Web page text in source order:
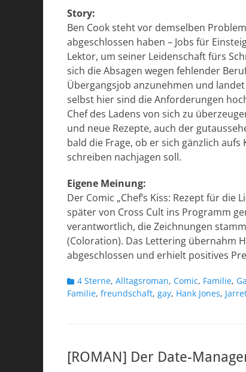
Story:
Ben Cook steht vor demselben
abgeschlossen haben – Jobs für
Lektor, um seiner Leidenschaft fürs
sich die Absagen wegen fehlender
Übergangsjob anzunehmen und
selbst hier sind die Anforderungen
Chef des Ladens von sich zu
und neue Rezepte, auch der
bald die Frage, ob er sich gänzlich
schreiben nachjagen soll.
Eigene Meinung:
Der Comic „Chef’s Kiss: Rezept für
später von Cross Cult ins Programm
verantwortlich, die Zeichnungen
(Coloration). Das Lettering übernahm
abgeschlossen und erhielt positives
Kategorien
4 Sterne, Alltagsroman, Comic, Familie,
Familie, freundschaft, gay, Hank Jones,
[ROMAN] Der Date-